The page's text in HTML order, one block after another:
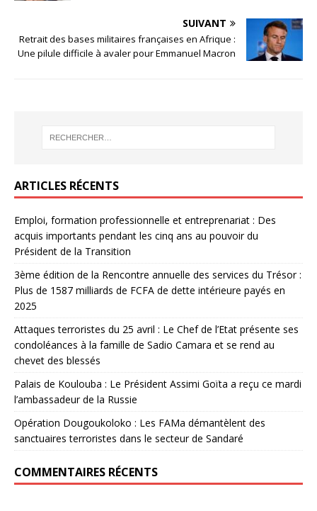
SUIVANT
Retrait des bases militaires françaises en Afrique :
Une pilule difficile à avaler pour Emmanuel Macron
ARTICLES RÉCENTS
Emploi, formation professionnelle et entreprenariat : Des
acquis importants pendant les cinq ans au pouvoir du
Président de la Transition
3ème édition de la Rencontre annuelle des services du Trésor :
Plus de 1587 milliards de FCFA de dette intérieure payés en
2025
Attaques terroristes du 25 avril : Le Chef de l’Etat présente ses
condoléances à la famille de Sadio Camara et se rend au
chevet des blessés
Palais de Koulouba : Le Président Assimi Goïta a reçu ce mardi
l’ambassadeur de la Russie
Opération Dougoukoloko : Les FAMa démantèlent des
sanctuaires terroristes dans le secteur de Sandaré
COMMENTAIRES RÉCENTS